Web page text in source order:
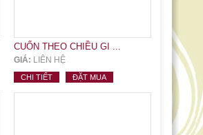
CUỐN THEO CHIỀU GI ...
GIÁ: LIÊN HỆ
CHI TIẾT ĐẶT MUA